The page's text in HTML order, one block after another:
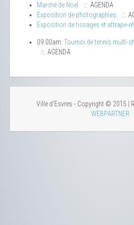
Marché de Noël
:: AGENDA
Exposition de photographies
::
Exposition de tissages et attrape-
09:00am Tournoi de tennis multi-
:: AGENDA
Ville d'Esvres - Copyright © 2015 |
WEBPARTNER